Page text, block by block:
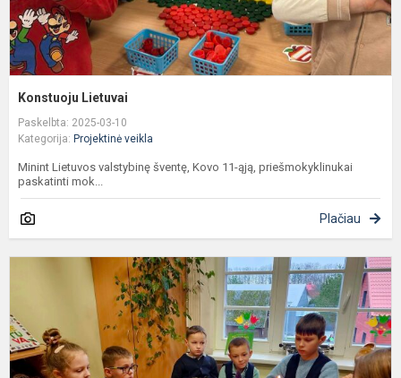
Konstuoju Lietuvai
Paskelbta: 2025-03-10
Kategorija: Projektinė veikla
Minint Lietuvos valstybinę šventę, Kovo 11-ąją, priešmokyklinukai
paskatinti mok...
Plačiau